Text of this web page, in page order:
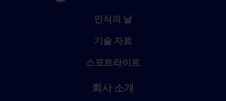
인식의 날
기술 자료
스포트라이트
회사 소개